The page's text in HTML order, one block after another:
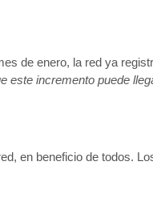
de enero, la red ya
este incremento puede
en beneficio de todos.